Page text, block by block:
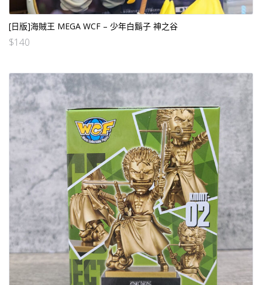
[日版]海賊王 MEGA WCF – 少年白鬍子 神之谷
$140